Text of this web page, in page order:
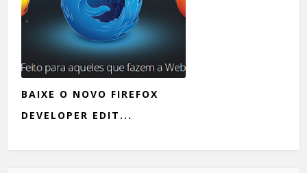
BAIXE O NOVO FIREFOX
DEVELOPER EDIT...